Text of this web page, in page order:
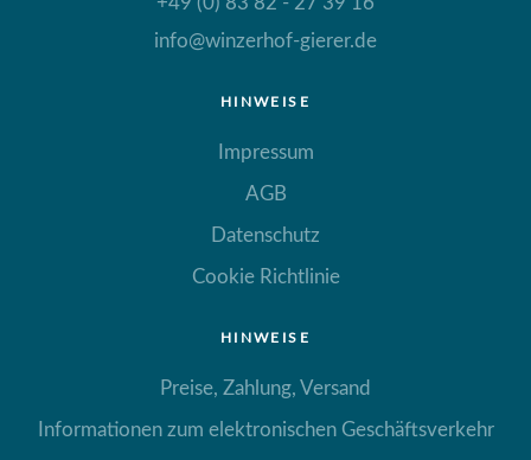
info@winzerhof-gierer.de
HINWEISE
Impressum
AGB
Datenschutz
Cookie Richtlinie
HINWEISE
Preise, Zahlung, Versand
Informationen zum elektronischen Geschäftsverkehr